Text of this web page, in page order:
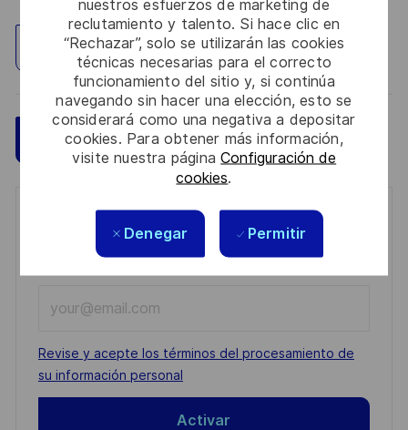
nuestros esfuerzos de marketing de
reclutamiento y talento. Si hace clic en
“Rechazar”, solo se utilizarán las cookies
técnicas necesarias para el correcto
funcionamiento del sitio y, si continúa
navegando sin hacer una elección, esto se
considerará como una negativa a depositar
cookies. Para obtener más información,
visite nuestra páginaConfiguración de
cookies.
Denegar Permitir
Explorar ubicación
Aplicar ahora Guardar
Get notified for similar jobs
You'll receive updates once a week
Email
address
(Required)
Required
Revise y acepte los términos del procesamiento de
su información personal
Activar